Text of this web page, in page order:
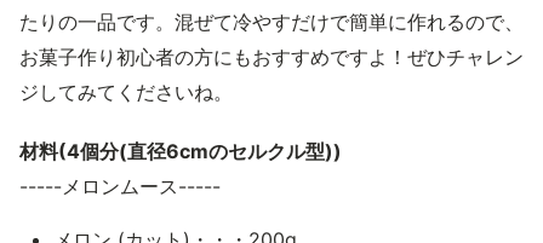
たりの一品です。混ぜて冷やすだけで簡単に作れるので、
お菓子作り初心者の方にもおすすめですよ！ぜひチャレン
ジしてみてくださいね。
材料(4個分(直径6cmのセルクル型))
-----メロンムース-----